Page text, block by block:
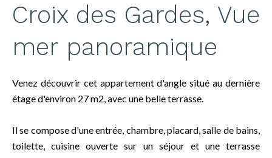
Croix des Gardes, Vue
mer panoramique
Venez découvrir cet appartement d'angle situé au dernière
étage d'environ 27 m2, avec une belle terrasse.
Il se compose d'une entrée, chambre, placard, salle de bains,
toilette, cuisine ouverte sur un séjour et une terrasse